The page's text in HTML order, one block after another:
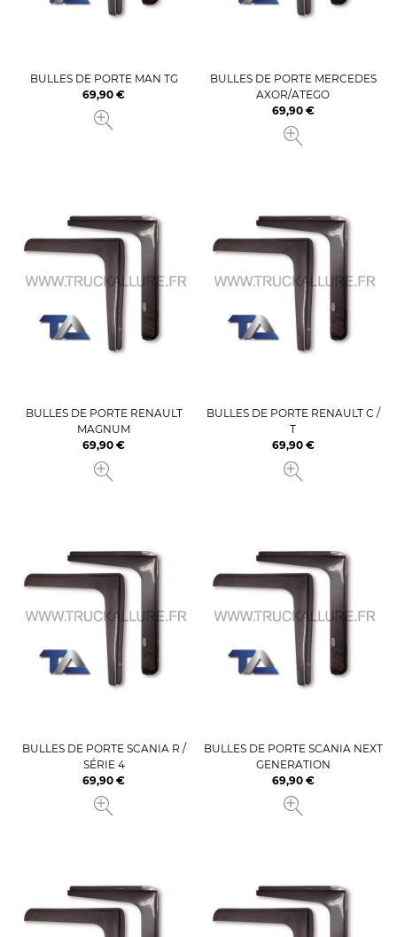
BULLES DE PORTE MAN TG
Prix
69,90 €
BULLES DE PORTE MERCEDES
AXOR/ATEGO
Prix
69,90 €
BULLES DE PORTE RENAULT
MAGNUM
Prix
69,90 €
BULLES DE PORTE RENAULT C /
T
Prix
69,90 €
BULLES DE PORTE SCANIA R /
SÉRIE 4
Prix
69,90 €
BULLES DE PORTE SCANIA NEXT
GENERATION
Prix
69,90 €